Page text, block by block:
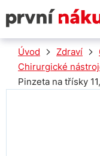
Úvod Zdraví
Chirurgické
Pinzeta na třísky